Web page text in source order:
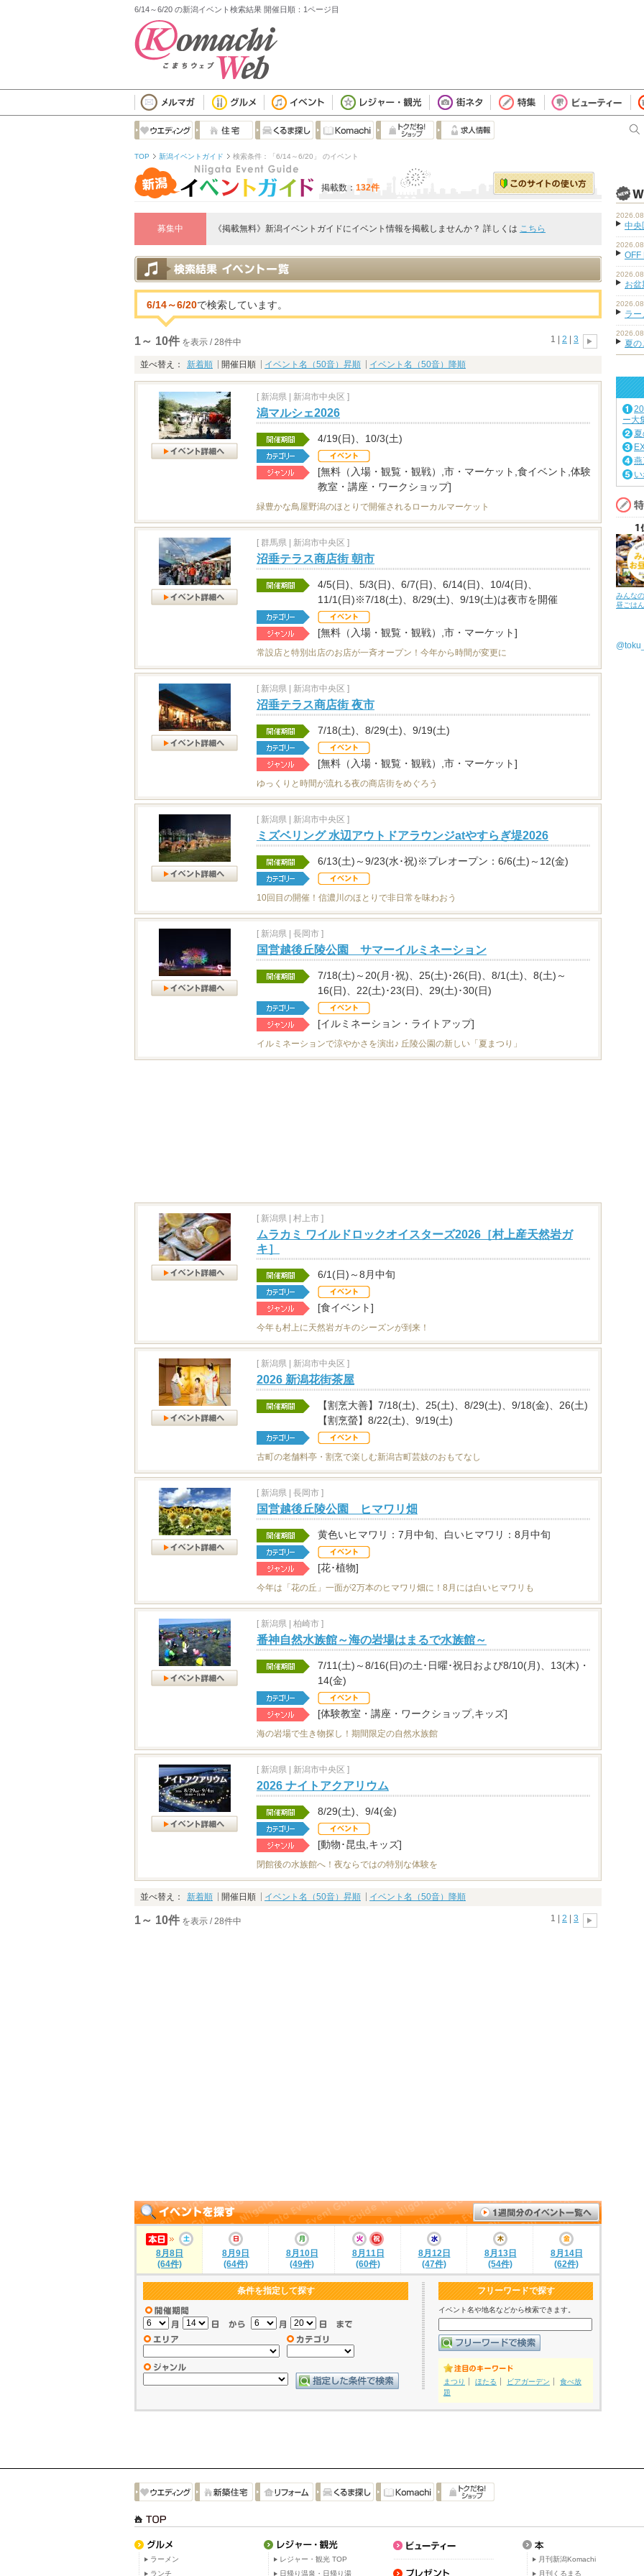
6/14～6/20 の新潟イベント検索結果 開催日順：1ページ目
TOP 新潟イベントガイド 検索条件：「6/14～6/20」 のイベント
掲載数： 132件
募集中 《掲載無料》新潟イベントガイドにイベント情報を掲載しませんか？ 詳しくは こちら
6/14～6/20で検索しています。
1～ 10件 を表示 / 28件中 1 | 2 3
並べ替え： 新着順 開催日順 イベント名（50音）昇順 イベント名（50音）降順
[ 新潟県 新潟市中央区 ]
潟マルシェ2026
4/19(日)、10/3(土)
[無料（入場・観覧・観戦）,市・マーケット,食イベント,体験
教室・講座・ワークショップ]
緑豊かな鳥屋野潟のほとりで開催されるローカルマーケット
[ 群馬県 新潟市中央区 ]
沼垂テラス商店街 朝市
4/5(日)、5/3(日)、6/7(日)、6/14(日)、10/4(日)、
11/1(日)※7/18(土)、8/29(土)、9/19(土)は夜市を開催
[無料（入場・観覧・観戦）,市・マーケット]
常設店と特別出店のお店が一斉オープン！今年から時間が変更に
[ 新潟県 新潟市中央区 ]
沼垂テラス商店街 夜市
7/18(土)、8/29(土)、9/19(土)
[無料（入場・観覧・観戦）,市・マーケット]
ゆっくりと時間が流れる夜の商店街をめぐろう
[ 新潟県 新潟市中央区 ]
ミズベリング 水辺アウトドアラウンジatやすらぎ堤2026
6/13(土)～9/23(水･祝)※プレオープン：6/6(土)～12(金)
10回目の開催！信濃川のほとりで非日常を味わおう
[ 新潟県 長岡市 ]
国営越後丘陵公園 サマーイルミネーション
7/18(土)～20(月･祝)、25(土)･26(日)、8/1(土)、8(土)～
16(日)、22(土)･23(日)、29(土)･30(日)
[イルミネーション・ライトアップ]
イルミネーションで涼やかさを演出♪ 丘陵公園の新しい「夏まつり」
[ 新潟県 村上市 ]
ムラカミ ワイルドロックオイスターズ2026［村上産天然岩ガ
キ］
6/1(日)～8月中旬
[食イベント]
今年も村上に天然岩ガキのシーズンが到来！
[ 新潟県 新潟市中央区 ]
2026 新潟花街茶屋
【割烹大善】7/18(土)、25(土)、8/29(土)、9/18(金)、26(土)
【割烹螢】8/22(土)、9/19(土)
古町の老舗料亭・割烹で楽しむ新潟古町芸妓のおもてなし
[ 新潟県 長岡市 ]
国営越後丘陵公園 ヒマワリ畑
黄色いヒマワリ：7月中旬、白いヒマワリ：8月中旬
[花･植物]
今年は「花の丘」一面が2万本のヒマワリ畑に！8月には白いヒマワリも
[ 新潟県 柏崎市 ]
番神自然水族館～海の岩場はまるで水族館～
7/11(土)～8/16(日)の土･日曜･祝日および8/10(月)、13(木)・
14(金)
[体験教室・講座・ワークショップ,キッズ]
海の岩場で生き物探し！期間限定の自然水族館
[ 新潟県 新潟市中央区 ]
2026 ナイトアクアリウム
8/29(土)、9/4(金)
[動物･昆虫,キッズ]
閉館後の水族館へ！夜ならではの特別な体験を
並べ替え： 新着順 開催日順 イベント名（50音）昇順 イベント名（50音）降順
1～ 10件 を表示 / 28件中 1 | 2 3
8月8日
(64件)
8月9日
(64件)
8月10日
(49件)
8月11日
(60件)
8月12日
(47件)
8月13日
(54件)
8月14日
(62件)
条件を指定して探す フリーワードで探す
イベント名や地名などから検索できます。
まつり ほたる ビアガーデン
食べ放
題
中央
OFF
お
ラー
夏の
ー大
みんな
昼ごはん
ラーメン
ランチ
レジャー・観光 TOP
日帰り温泉・日帰り湯
月刊新潟Komachi
月刊くるまる